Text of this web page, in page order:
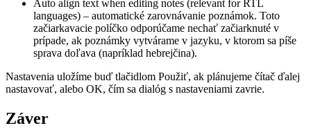
Auto align text when editing notes (relevant for RTL
languages) – automatické zarovnávanie poznámok. Toto
začiarkavacie políčko odporúčame nechať začiarknuté v
prípade, ak poznámky vytvárame v jazyku, v ktorom sa píše
sprava doľava (napríklad hebrejčina).
Nastavenia uložíme buď tlačidlom Použiť, ak plánujeme čítač ďalej
nastavovať, alebo OK, čím sa dialóg s nastaveniami zavrie.
Záver